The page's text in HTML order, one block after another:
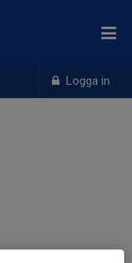
Logga in